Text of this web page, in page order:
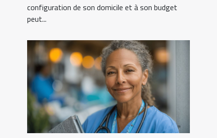
configuration de son domicile et à son budget
peut...